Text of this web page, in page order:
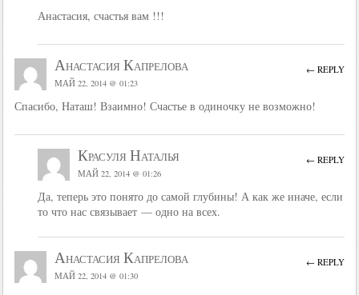
Анастасия, счастья вам !!!
Анастасия Капрелова
МАЙ 22, 2014 @ 01:23
Спасибо, Наташ! Взаимно! Счастье в одиночку не возможно!
← REPLY
Красуля Наталья
МАЙ 22, 2014 @ 01:26
Да, теперь это понято до самой глубины! А как же иначе, если
то что нас связывает — одно на всех.
← REPLY
Анастасия Капрелова
МАЙ 22, 2014 @ 01:30
← REPLY